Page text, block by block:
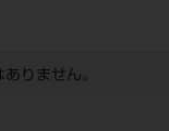
りません。